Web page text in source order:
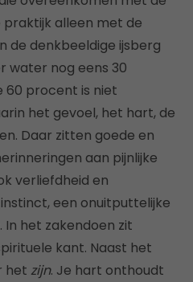
praktijk alleen met de
de denkbeeldige ijsberg
water nog eens 30
60 procent is niet
het gevoel, het hart, de
Daar zitten goede en
aan pijnlijke
verliefdheid en
een onuitputtelijke
het zakendoen zit
kant. Naast het
het zijn. Je hart onthoudt